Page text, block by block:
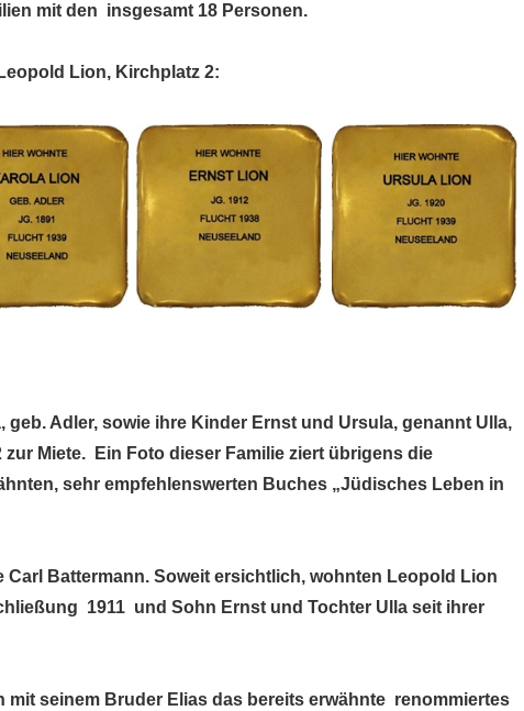
mit den insgesamt 18 Personen.
Lion, Kirchplatz 2:
Adler, sowie ihre Kinder Ernst und Ursula, genannt Ulla,
Miete. Ein Foto dieser Familie ziert übrigens die
sehr empfehlenswerten Buches „Jüdisches Leben in
Battermann. Soweit ersichtlich, wohnten Leopold Lion
1911 und Sohn Ernst und Tochter Ulla seit ihrer
mit seinem Bruder Elias das bereits erwähnte renommiertes